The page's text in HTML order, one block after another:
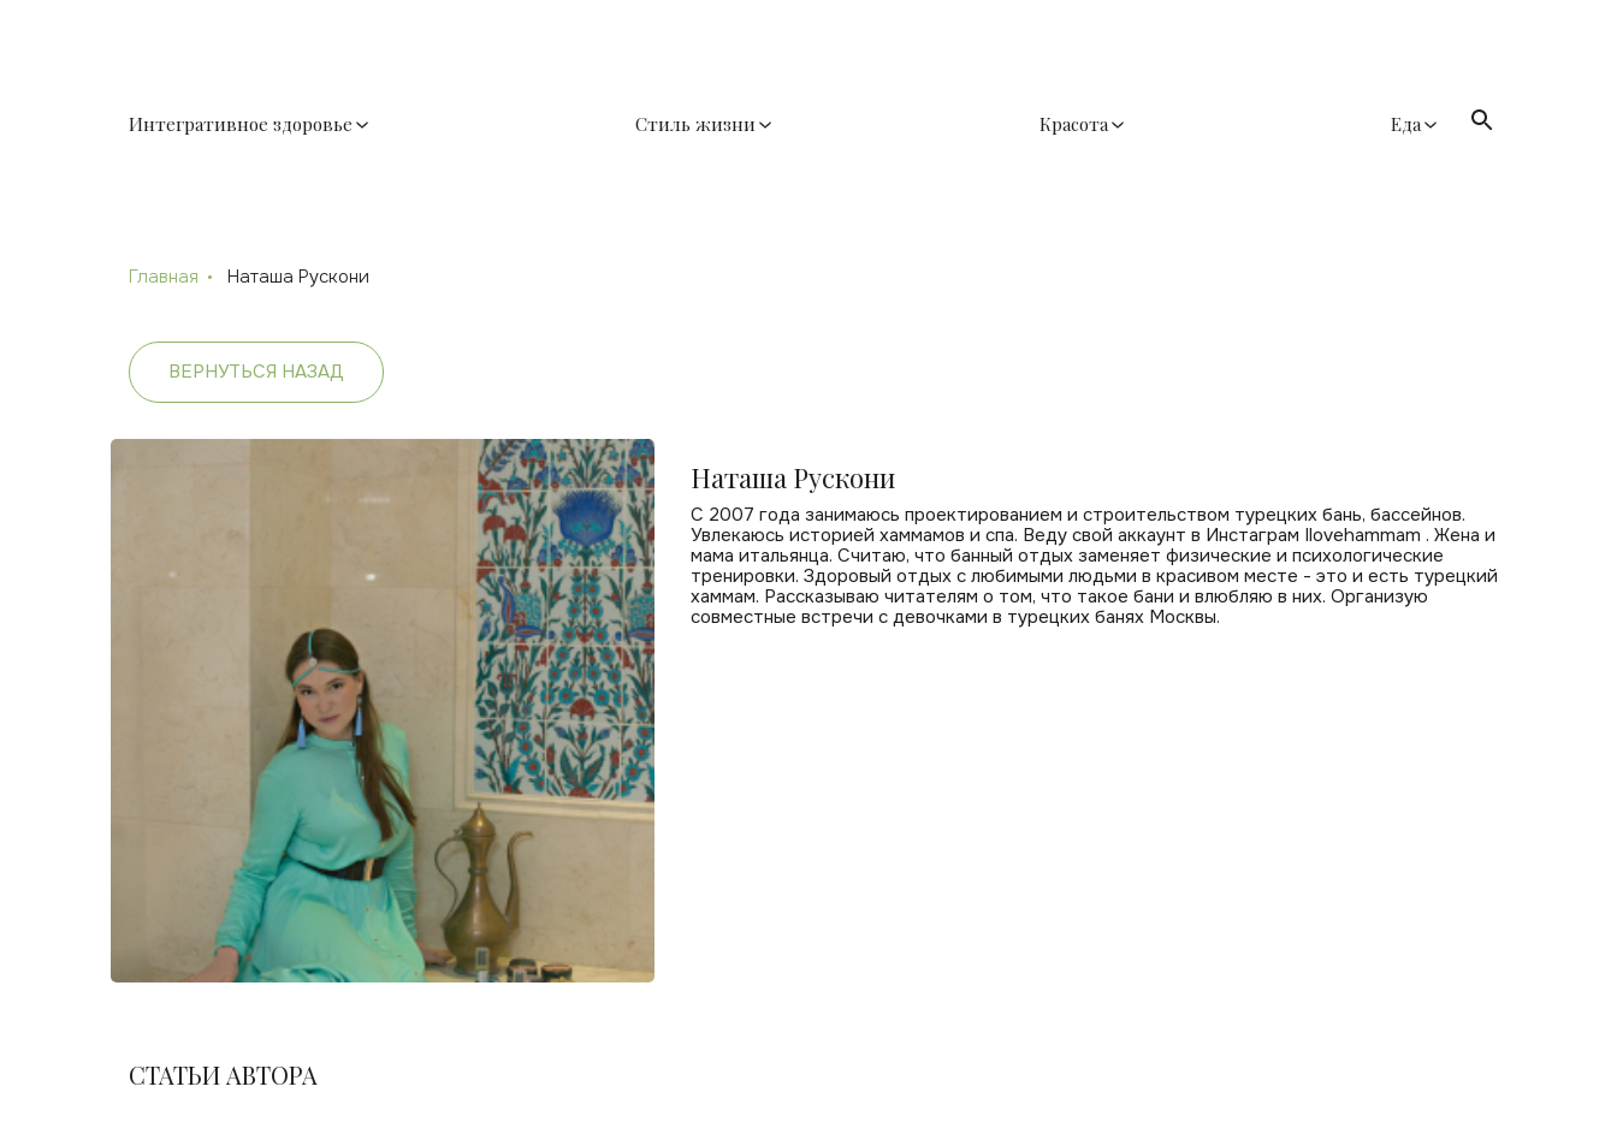
Интегративное здоровье Стиль жизни Красота Еда
Главная Наташа Рускони
ВЕРНУТЬСЯ НАЗАД
Наташа Рускони
С 2007 года занимаюсь проектированием и строительством турецких бань, бассейнов.
Увлекаюсь историей хаммамов и спа. Веду свой аккаунт в Инстаграм Ilovehammam . Жена и
мама итальянца. Считаю, что банный отдых заменяет физические и психологические
тренировки. Здоровый отдых с любимыми людьми в красивом месте - это и есть турецкий
хаммам. Рассказываю читателям о том, что такое бани и влюбляю в них. Организую
совместные встречи с девочками в турецких банях Москвы.
СТАТЬИ АВТОРА